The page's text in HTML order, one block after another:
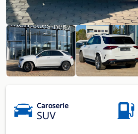
Caroserie
SUV